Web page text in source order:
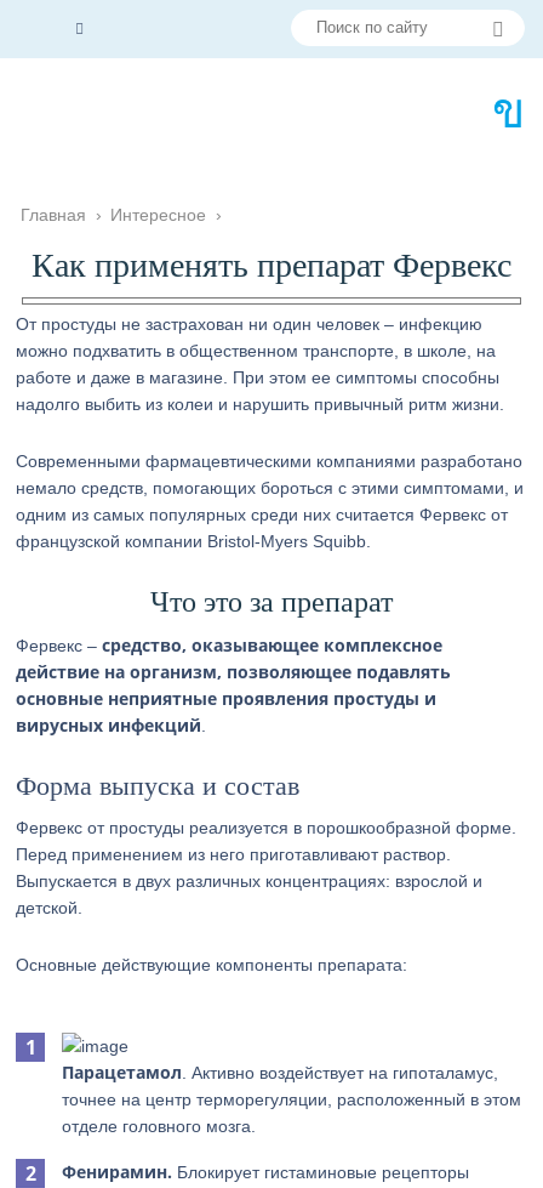
Главная › Интересное ›
Как применять препарат Фервекс
От простуды не застрахован ни один человек – инфекцию
можно подхватить в общественном транспорте, в школе, на
работе и даже в магазине. При этом ее симптомы способны
надолго выбить из колеи и нарушить привычный ритм жизни.
Современными фармацевтическими компаниями разработано
немало средств, помогающих бороться с этими симптомами, и
одним из самых популярных среди них считается Фервекс от
французской компании Bristol-Myers Squibb.
Что это за препарат
Фервекс –средство, оказывающее комплексное
действие на организм, позволяющее подавлять
основные неприятные проявления простуды и
вирусных инфекций
Форма выпуска и состав
Фервекс от простуды реализуется в порошкообразной форме.
Перед применением из него приготавливают раствор.
Выпускается в двух различных концентрациях: взрослой и
детской.
Основные действующие компоненты препарата:
Парацетамол . Активно воздействует на гипоталамус,
точнее на центр терморегуляции, расположенный в этом
отделе головного мозга.
Фенирамин. Блокирует гистаминовые рецепторы